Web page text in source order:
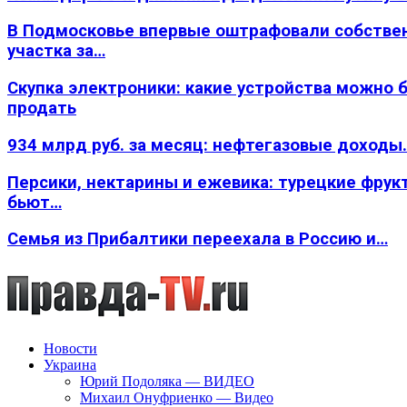
В Подмосковье впервые оштрафовали
участка за…
Скупка электроники: какие устройства можно
продать
934 млрд руб. за месяц: нефтегазовые
Персики, нектарины и ежевика: турецкие
бьют…
Семья из Прибалтики переехала в Россию и…
Новости
Украина
Юрий Подоляка — ВИДЕО
Михаил Онуфриенко — Видео